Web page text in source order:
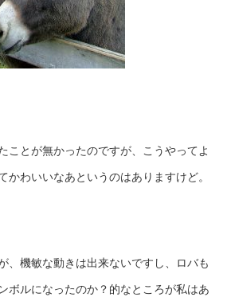
ことが無かったのですが、こうやってよ
かわいいなあというのはありますけど。
、機敏な動きは出来ないですし、ロバも
ボルになったのか？的なところが私はあ